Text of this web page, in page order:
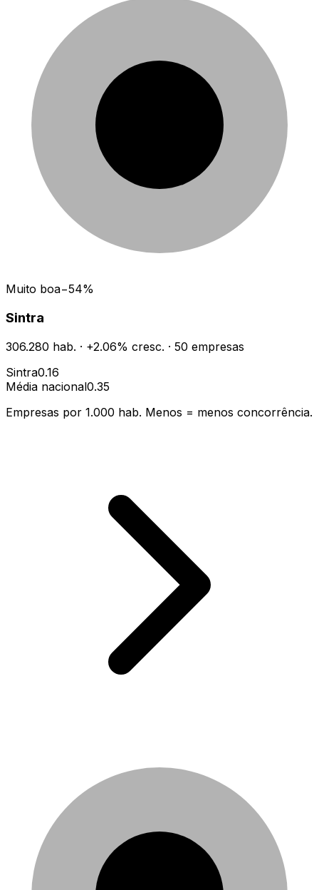
Muito boa−54%
Sintra
306.280 hab. · +2.06% cresc. · 50 empresas
Sintra0.16
Média nacional0.35
Empresas por 1.000 hab. Menos = menos concorrência.